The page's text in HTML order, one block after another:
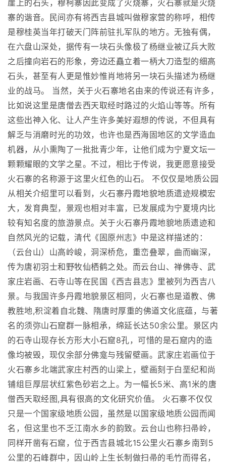
崖上的石头，穆柯寨因此变成了火烧寨，火石寨就是火烧
寨的谐音。民间亦有将西吉县城叫做穆家营的称呼，相传
是穆桂英当年打破天门阵前驻扎军队的地方。无独有偶，
在六盘山深处，据传有一块石头像极了杨继业被辽兵大败
之后撞向岩石的形象，旁边还矗立着一柄大刀造型的细高
石头，甚至有人更是惟妙惟肖地将另一块石头描述为杨继
业的战马。 当然，关于火石寨地名由来的传说还有许多，
比如说这里是唐僧去西天取经时路过的火焰山等等。所有
这些出神入化、让人产生许多美好遐想的传说，不但具有
解乏与消磨时光的功效，也许也是西海固地区的文学造血
机器，从小熏陶了一批批青少年，让他们成为宁夏文坛一
颗颗耀眼的文学之星。不过，相比于传说，我更愿意接受
火石寨的名称源于这里火红色的山石。 不仅仅是地质公园
从相关介绍里可以看到，火石寨丹霞地貌地质遗迹规模宏
大，发育典型，景观也相对丰富，已发展成为宁夏境内比
较有知名度的旅游景点。关于火石寨丹霞地貌地质遗迹和
自然风光的记载，清代《固原州志》中是这样描述的：
（云台山）山高岭峻，洞深桥危，重峦叠翠，曲而幽深，
传为唐初羽士和野牧仙栖鹤之处。而云台山、禅佛寺、武
家庄岩画、石寺山等在民国《西吉县志》里被列为西吉八
景。与我国许多丹霞地貌景区相同，火石寨也是道教、佛
教胜地,积淀着自北魏、隋唐时厚重的佛道文化底蕴，与著
名的须弥山石窟群一脉相承，绵延长达50余公里。景区内
的石寺山现存长方形大小石窟8孔，可惜的是石窟内的造
像均被毁，现仅余部分佛龛与残留壁画。武家庄岩画位于
火石寨乡北端武家庄村西的山梁上，壁画刻于白垩纪和尚
铺组巨厚层状红紫色砂岩之上。为一幅长5米、高1米的唐
僧西天取经图,具有很高的文化研究价值。 火石寨不仅仅
只是一个国家级地质公园，虽然是以国家级地质公园而闻
名，但这里也不乏江南水乡的韵致。云台山也称扫帚岭，
同样开凿有石窟，位于西吉县城北15公里火石寨乡南到5
公里的石峰群中，因山岭上生长制做扫帚的毛竹而得名，